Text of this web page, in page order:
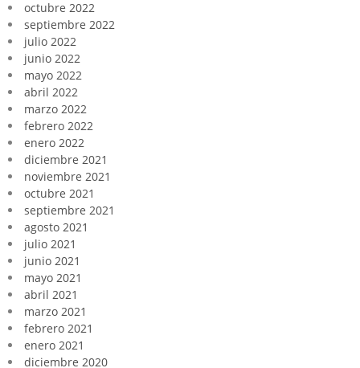
octubre 2022
septiembre 2022
julio 2022
junio 2022
mayo 2022
abril 2022
marzo 2022
febrero 2022
enero 2022
diciembre 2021
noviembre 2021
octubre 2021
septiembre 2021
agosto 2021
julio 2021
junio 2021
mayo 2021
abril 2021
marzo 2021
febrero 2021
enero 2021
diciembre 2020